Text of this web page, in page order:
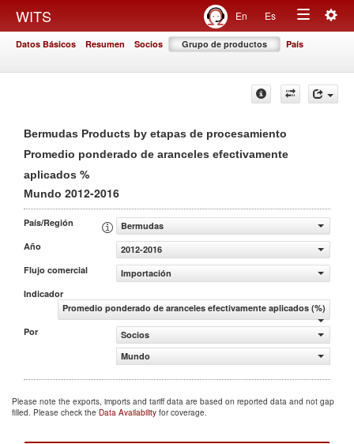
WITS En Es
Toggle
Datos Básicos Resumen Socios Grupo de productos País
Bermudas Products by etapas de procesamiento
Promedio ponderado de aranceles efectivamente
aplicados %
Mundo 2012-2016
País/Región
Bermudas
Año
2012-2016
Flujo comercial
Importación
Indicador
Promedio ponderado de aranceles efectivamente aplicados (%)
Por
Socios
Mundo
Please note the exports, imports and tariff data are based on reported data and not gap
filled. Please check the Data Availability for coverage.